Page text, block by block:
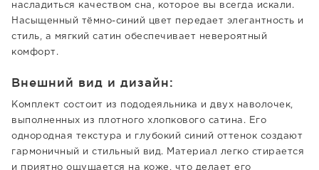
насладиться качеством сна, которое вы всегда искали.
Насыщенный тёмно-синий цвет передает элегантность и
стиль, а мягкий сатин обеспечивает невероятный
комфорт.
Внешний вид и дизайн:
Комплект состоит из пододеяльника и двух наволочек,
выполненных из плотного хлопкового сатина. Его
однородная текстура и глубокий синий оттенок создают
гармоничный и стильный вид. Материал легко стирается
и приятно ощущается на коже, что делает его